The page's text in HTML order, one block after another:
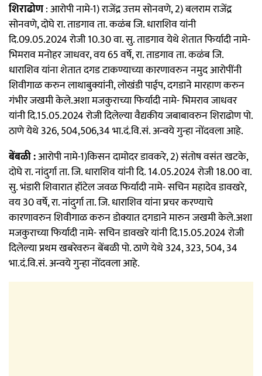
शिराढोण: आरोपी नामे-1) राजेंद्र उत्तम सोनवणे, 2) बलराम राजेंद्र
सोनवणे, दोघे रा. ताडगाव ता. कळंब जि. धाराशिव यांनी
दि.09.05.2024 रोजी 10.30 वा. सु. ताडगाव येथे शेतात फिर्यादी नामे-
भिमराव मनोहर जाधवर, वय 65 वर्षे, रा. ताडगाव ता. कळंब जि.
धाराशिव यांना शेतात दगड टाकण्याच्या कारणावरुन नमुद आरोपींनी
शिवीगाळ करुन लाथाबुक्यांनी, लोखंडी पाईप, दगडाने मारहाण करुन
गंभीर जखमी केले.अशा मजकुराच्या फिर्यादी नामे- भिमराव जाधवर
यांनी दि.15.05.2024 रोजी दिलेल्या वैद्यकीय जबाबावरुन शिराढोण पो.
ठाणे येथे 326, 504,506,34 भा.दं.वि.सं. अन्वये गुन्हा नोंदवला आहे.
बेंबळी :आरोपी नामे-1)किसन दामोदर डावकरे, 2) संतोष वसंत खटके,
दोघे रा. नांदुर्गा ता. जि. धाराशिव यांनी दि. 14.05.2024 रोजी 18.00 वा.
सु. भंडारी शिवारात हॉटेल जवळ फिर्यादी नामे- सचिन महादेव डावखरे,
वय 30 वर्षे, रा. नांदुर्गा ता. जि. धाराशिव यांना प्रचर करण्याचे
कारणावरुन शिवीगाळ करुन डोक्यात दगडाने मारुन जखमी केले.अशा
मजकुराच्या फिर्यादी नामे- सचिन डावखरे यांनी दि.15.05.2024 रोजी
दिलेल्या प्रथम खबरेवरुन बेंबळी पो. ठाणे येथे 324, 323, 504, 34
भा.दं.वि.सं. अन्वये गुन्हा नोंदवला आहे.